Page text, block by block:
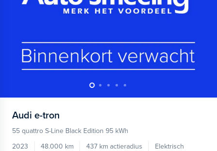
Audi e-tron
55 quattro S-Line Black Edition 95 kWh
2023
48.000 km 437 km actieradius
Elektrisch